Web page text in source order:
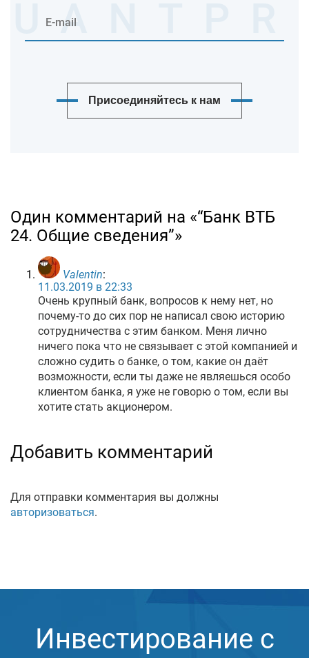
Присоединяйтесь к нам
Один комментарий на «“Банк ВТБ
24. Общие сведения”»
Valentin:
11.03.2019 в 22:33
Очень крупный банк, вопросов к нему нет, но
почему-то до сих пор не написал свою историю
сотрудничества с этим банком. Меня лично
ничего пока что не связывает с этой компанией и
сложно судить о банке, о том, какие он даёт
возможности, если ты даже не являешься особо
клиентом банка, я уже не говорю о том, если вы
хотите стать акционером.
Добавить комментарий
Для отправки комментария вы должны
авторизоваться.
Инвестирование с